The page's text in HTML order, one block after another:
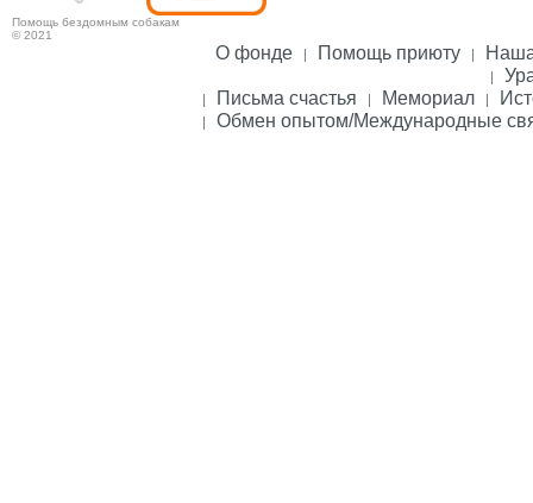
Помощь бездомным собакам
© 2021
О фонде Помощь приюту
Наша
Письма счастья
Мемориал
Обмен опытом/Международные